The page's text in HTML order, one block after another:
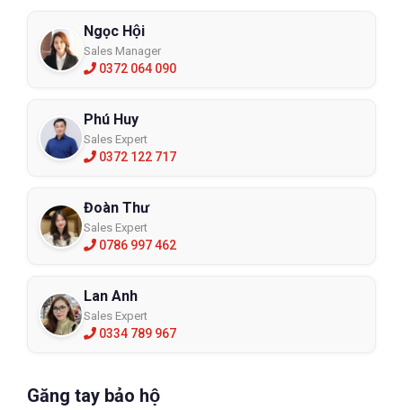
Ngọc Hội
Sales Manager
0372 064 090
Phú Huy
Sales Expert
0372 122 717
Đoàn Thư
Sales Expert
0786 997 462
Lan Anh
Sales Expert
0334 789 967
Găng tay bảo hộ